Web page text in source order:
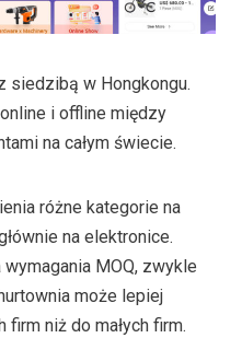
siedzibą w Hongkongu.
i offline między
na całym świecie.
różne kategorie na
na elektronice.
MOQ, zwykle
może lepiej
niż do małych firm.